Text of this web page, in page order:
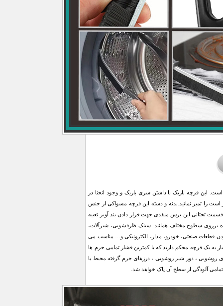
این فرچه باریک با داشتن سری باریک و وجود انحنا در
را تمیز نمائید.بدنه و دسته این فرچه مسواکی از جنس
تحتانی این برس منفذی جهت قرار دادن بند آویز تعبیه
برروی سطوح مختلف همانند: سینک ظرفشویی، شیرآلات،
قطعات صنعتی، خودرو، مدار، الکترونیکی و… مناسب می
به یک فرچه محکم دارید که با کمترین فشار تمامی جرم ها
روشویی ، دور شیر روشویی ، درزهای جرم گرفته محیط با
آلودگی از سطح آن پاک خواهد شد.